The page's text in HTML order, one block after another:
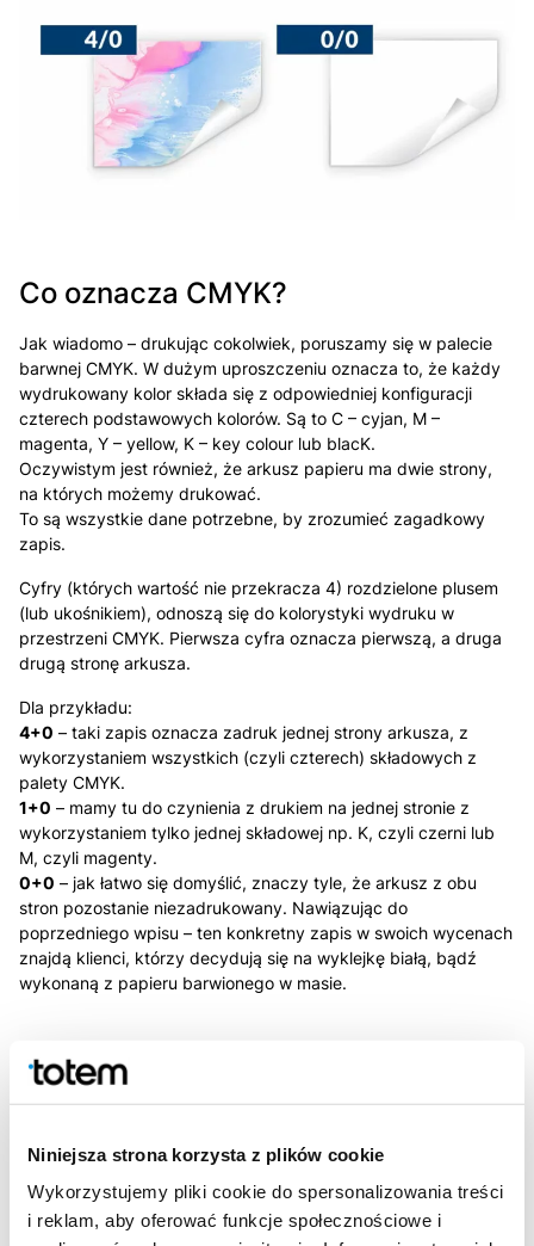
Niniejsza strona korzysta z plików cookie
Wykorzystujemy pliki cookie do spersonalizowania treści
i reklam, aby oferować funkcje społecznościowe i
Co oznacza CMYK?
Jak wiadomo – drukując cokolwiek, poruszamy się w palecie
barwnej CMYK. W dużym uproszczeniu oznacza to, że każdy
wydrukowany kolor składa się z odpowiedniej konfiguracji
czterech podstawowych kolorów. Są to C – cyjan, M –
magenta, Y – yellow, K – key colour lub blacK.
Oczywistym jest również, że arkusz papieru ma dwie strony,
na których możemy drukować.
To są wszystkie dane potrzebne, by zrozumieć zagadkowy
zapis.
Cyfry (których wartość nie przekracza 4) rozdzielone plusem
(lub ukośnikiem), odnoszą się do kolorystyki wydruku w
przestrzeni CMYK. Pierwsza cyfra oznacza pierwszą, a druga
drugą stronę arkusza.
Dla przykładu:
4+0 – taki zapis oznacza zadruk jednej strony arkusza, z
wykorzystaniem wszystkich (czyli czterech) składowych z
palety CMYK.
1+0 – mamy tu do czynienia z drukiem na jednej stronie z
wykorzystaniem tylko jednej składowej np. K, czyli czerni lub
M, czyli magenty.
0+0 – jak łatwo się domyślić, znaczy tyle, że arkusz z obu
stron pozostanie niezadrukowany. Nawiązując do
poprzedniego wpisu – ten konkretny zapis w swoich wycenach
znajdą klienci, którzy decydują się na wyklejkę białą, bądź
wykonaną z papieru barwionego w masie.